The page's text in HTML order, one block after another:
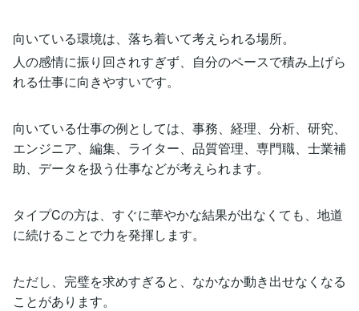
向いている環境は、落ち着いて考えられる場所。
人の感情に振り回されすぎず、自分のペースで積み上げら
れる仕事に向きやすいです。
向いている仕事の例としては、事務、経理、分析、研究、
エンジニア、編集、ライター、品質管理、専門職、士業補
助、データを扱う仕事などが考えられます。
タイプCの方は、すぐに華やかな結果が出なくても、地道
に続けることで力を発揮します。
ただし、完璧を求めすぎると、なかなか動き出せなくなる
ことがあります。